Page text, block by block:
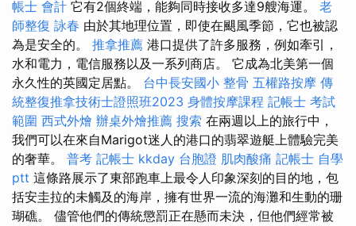
帳士 會計 它有2個終端，能夠同時接收多達9艘海運。 老
師整復 詠春 由於其地理位置，即使在颶風季節，它也被認
為是安全的。 推拿推薦 港口提供了許多服務，例如牽引，
水和電力，電信服務以及一系列商店。 它成為北美第一個
永久性的英國定居點。 台中長安國小 整骨 五權路按摩 傳
統整復推拿技術士證照班2023 身體按摩課程 記帳士 考試
範圍 西式外燴 辦桌外燴推薦 搜索 在兩週以上的旅行中，
我們可以在來自Marigot迷人的港口的翡翠遊艇上體驗完美
的奢華。 普考 記帳士 kkday 台胞證 肌肉酸痛 記帳士 自學
ptt 這條路展示了東部跑車上最令人印象深刻的目的地，包
括安圭拉的未觸及的海岸，擁有世界一流的海灘和生動的珊
瑚礁。 儘管他們的傳統懲罰正在懸而未決，但他們經常被